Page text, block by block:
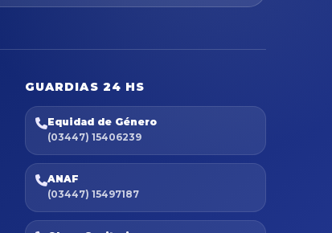
GUARDIAS 24 HS
Equidad de Género
(03447) 15406239
ANAF
(03447) 15497187